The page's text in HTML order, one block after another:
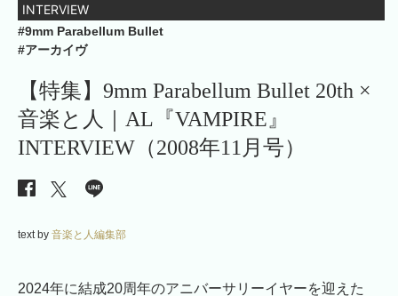
INTERVIEW
#9mm Parabellum Bullet
#アーカイヴ
【特集】9mm Parabellum Bullet 20th ×
音楽と人｜AL『VAMPIRE』
INTERVIEW（2008年11月号）
text by 音楽と人編集部
2024年に結成20周年のアニバーサリーイヤーを迎えた